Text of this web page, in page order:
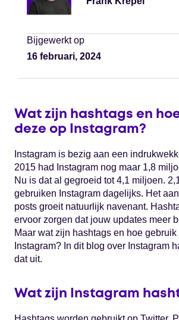
Bijgewerkt op
16 februari, 2024
Wat zijn hashtags en
deze op Instagram?
Instagram is bezig aan een
2015 had Instagram nog maar 1,8
Nu is dat al gegroeid tot 4,1 miljoen.
gebruiken Instagram dagelijks. Het
posts groeit natuurlijk navenant.
ervoor zorgen dat jouw updates meer
Maar wat zijn hashtags en hoe
Instagram? In dit blog over Instagram
dat uit.
Wat zijn Instagram